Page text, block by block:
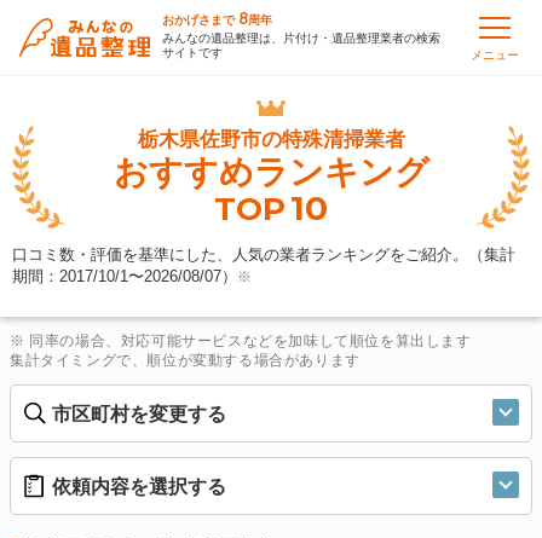
おかげさまで 8周年
みんなの遺品整理は、片付け・遺品整理業者の検索
サイトです
メニュー
栃木県佐野市の特殊清掃業者
おすすめランキング
TOP10
口コミ数・評価を基準にした、人気の業者ランキングをご紹介。（集計
期間：2017/10/1〜2026/08/07） ※
※ 同率の場合、対応可能サービスなどを加味して順位を算出します
集計タイミングで、順位が変動する場合があります
市区町村を変更する
依頼内容を選択する